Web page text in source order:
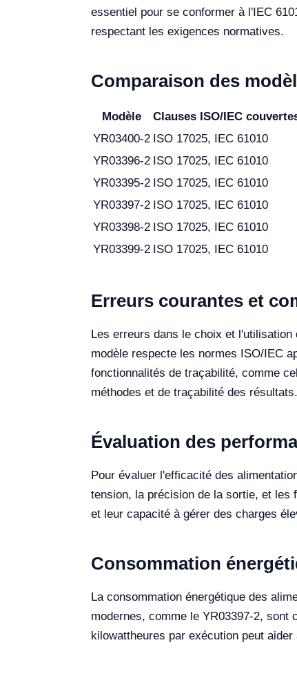
essentiel pour se conformer à l'IEC
respectant les exigences normatives.
Comparaison des
Modèle Clauses ISO/IEC
YR03400-2 ISO 17025, IEC 61010
YR03396-2 ISO 17025, IEC 61010
YR03395-2 ISO 17025, IEC 61010
YR03397-2 ISO 17025, IEC 61010
YR03398-2 ISO 17025, IEC 61010
YR03399-2 ISO 17025, IEC 61010
Erreurs courantes et
Les erreurs dans le choix et
modèle respecte les normes ISO/IEC
fonctionnalités de traçabilité, comme
méthodes et de traçabilité des résultats.
Évaluation des
Pour évaluer l'efficacité des
tension, la précision de la sortie, et les
et leur capacité à gérer des charges
Consommation
La consommation énergétique des
modernes, comme le YR03397-2,
kilowattheures par exécution peut